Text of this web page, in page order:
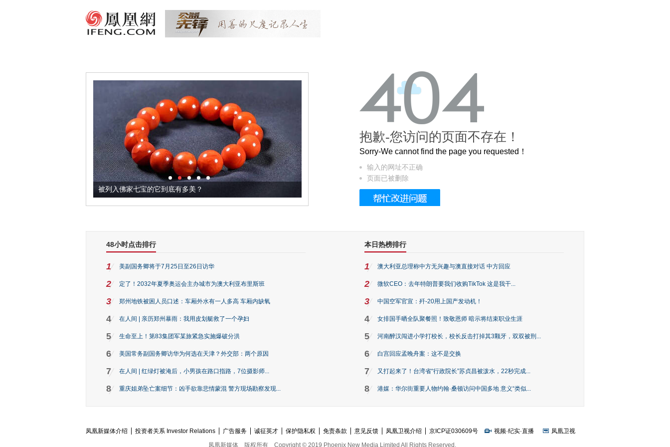
被列入佛家七宝的它到底有多美？ 这个3.2米的长卷，还原了600岁的紫禁城
抱歉-您访问的页面不存在！
Sorry-We cannot find the page you requested！
输入的网址不正确
页面已被删除
48小时点击排行
1 美副国务卿将于7月25日至26日访华
2 定了！2032年夏季奥运会主办城市为澳大利亚布里斯班
3 郑州地铁被困人员口述：车厢外水有一人多高 车厢内缺氧
4 在人间 | 亲历郑州暴雨：我用皮划艇救了一个孕妇
5 生命至上！第83集团军某旅紧急实施爆破分洪
6 美国常务副国务卿访华为何选在天津？外交部：两个原因
7 在人间 | 红绿灯被淹后，小男孩在路口指路，7位摄影师...
8 重庆姐弟坠亡案细节：凶手欲靠悲情蒙混 警方现场勘察发现...
本日热榜排行
1 澳大利亚总理称中方无兴趣与澳直接对话 中方回应
2 微软CEO：去年特朗普要我们收购TikTok 这是我干...
3 中国空军官宣：歼-20用上国产发动机！
4 女排国手晒全队聚餐照！致敬恩师 暗示将结束职业生涯
5 河南醉汉闯进小学打校长，校长反击打掉其3颗牙，双双被刑...
6 白宫回应孟晚舟案：这不是交换
7 又打起来了！台湾省“行政院长”苏贞昌被泼水，22秒完成...
8 港媒：华尔街重要人物约翰·桑顿访问中国多地 意义“类似...
凤凰新媒体介绍 投资者关系 Investor Relations 广告服务 诚征英才 保护隐私权 免责条款 意见反馈 凤凰卫视介绍 京ICP证030609号 视频·纪实·直播
凤凰卫视
凤凰新媒体
版权所有 Copyright © 2019 Phoenix New Media Limited All Rights Reserved.